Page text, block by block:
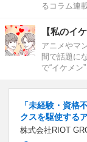
るコラム連載
【私のイ
アニメやマ
間で話題に
で“イケメ
「未経験・資格
クスを駆使する
株式会社RIOT